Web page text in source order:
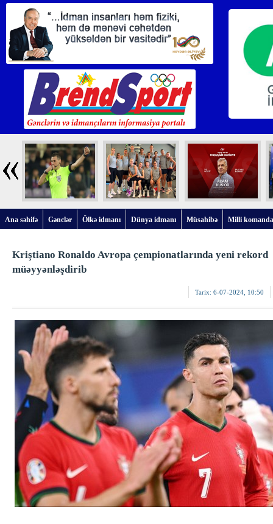
Ana səhifə Gənclər Ölkə idmanı Dünya idmanı Müsahibə Milli
Kriştiano Ronaldo Avropa çempionatlarında yeni rekord
müəyyənləşdirib
Tarix: 6-07-2024, 10:50